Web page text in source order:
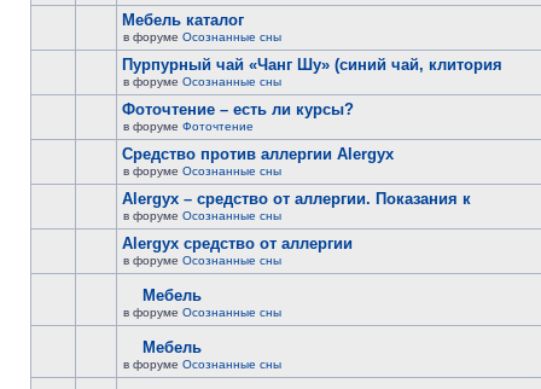
Мебель каталог
в форуме Осознанные сны
Пурпурный чай «Чанг Шу» (синий чай, клитория
в форуме Осознанные сны
Фоточтение – есть ли курсы?
в форуме Фоточтение
Cредство против аллергии Alergyx
в форуме Осознанные сны
Alergyx – средство от аллергии. Показания к
в форуме Осознанные сны
Alergyx средство от аллергии
в форуме Осознанные сны
Мебель
в форуме Осознанные сны
Мебель
в форуме Осознанные сны